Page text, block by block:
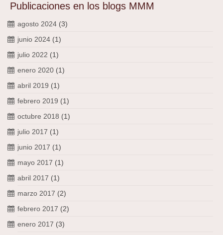
Publicaciones en los blogs MMM
agosto 2024 (3)
junio 2024 (1)
julio 2022 (1)
enero 2020 (1)
abril 2019 (1)
febrero 2019 (1)
octubre 2018 (1)
julio 2017 (1)
junio 2017 (1)
mayo 2017 (1)
abril 2017 (1)
marzo 2017 (2)
febrero 2017 (2)
enero 2017 (3)